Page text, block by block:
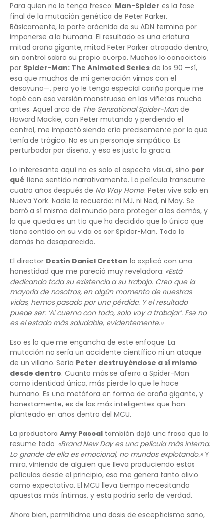
Para quien no lo tenga fresco: Man-Spider es la fase
final de la mutación genética de Peter Parker.
Básicamente, la parte arácnida de su ADN termina por
imponerse a la humana. El resultado es una criatura
mitad araña gigante, mitad Peter Parker atrapado dentro,
sin control sobre su propio cuerpo. Muchos lo conocisteis
por Spider-Man: The Animated Series de los 90 —sí,
esa que muchos de mi generación vimos con el
desayuno—, pero yo le tengo especial cariño porque me
topé con esa versión monstruosa en las viñetas mucho
antes. Aquel arco de The Sensational Spider-Mande
Howard Mackie, con Peter mutando y perdiendo el
control, me impactó siendo cría precisamente por lo que
tenía de trágico. No es un personaje simpático. Es
perturbador por diseño, y esa es justo la gracia.
Lo interesante aquí no es solo el aspecto visual, sino por
qué tiene sentido narrativamente. La película transcurre
cuatro años después de No Way Home. Peter vive solo en
Nueva York. Nadie le recuerda: ni MJ, ni Ned, ni May. Se
borró a sí mismo del mundo para proteger a los demás, y
lo que queda es un tío que ha decidido que lo único que
tiene sentido en su vida es ser Spider-Man. Todo lo
demás ha desaparecido.
El director Destin Daniel Cretton lo explicó con una
honestidad que me pareció muy reveladora: «Está
dedicando toda su existencia a su trabajo. Creo que la
mayoría de nosotros, en algún momento de nuestras
vidas, hemos pasado por una pérdida. Y el resultado
puede ser: ‘Al cuerno con todo, solo voy a trabajar’. Ese no
es el estado más saludable, evidentemente.»
Eso es lo que me engancha de este enfoque. La
mutación no sería un accidente científico ni un ataque
de un villano. Sería Peter destruyéndose a sí mismo
desde dentro. Cuanto más se aferra a Spider-Man
como identidad única, más pierde lo que le hace
humano. Es una metáfora en forma de araña gigante, y
honestamente, es de las más inteligentes que han
planteado en años dentro del MCU.
La productora Amy Pascal también dejó una frase que lo
resume todo: «Brand New Day es una película más interna.
Lo grande de ella es emocional, no mundos explotando.»Y
mira, viniendo de alguien que lleva produciendo estas
películas desde el principio, eso me genera tanto alivio
como expectativa. El MCU lleva tiempo necesitando
apuestas más íntimas, y esta podría serlo de verdad.
Ahora bien, permitidme una dosis de escepticismo sano,